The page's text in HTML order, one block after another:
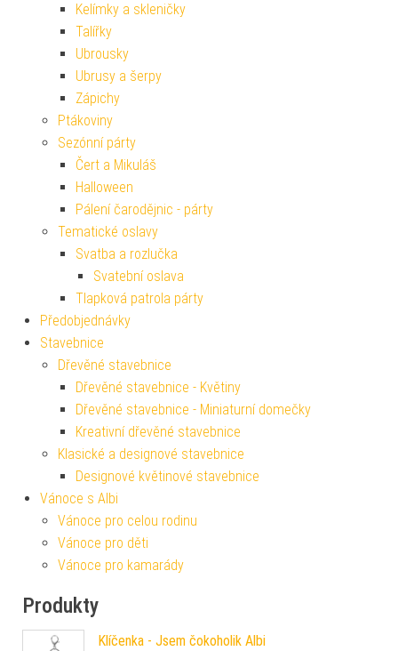
Kelímky a skleničky
Talířky
Ubrousky
Ubrusy a šerpy
Zápichy
Ptákoviny
Sezónní párty
Čert a Mikuláš
Halloween
Pálení čarodějnic - párty
Tematické oslavy
Svatba a rozlučka
Svatební oslava
Tlapková patrola párty
Předobjednávky
Stavebnice
Dřevěné stavebnice
Dřevěné stavebnice - Květiny
Dřevěné stavebnice - Miniaturní domečky
Kreativní dřevěné stavebnice
Klasické a designové stavebnice
Designové květinové stavebnice
Vánoce s Albi
Vánoce pro celou rodinu
Vánoce pro děti
Vánoce pro kamarády
Produkty
Klíčenka - Jsem čokoholik Albi